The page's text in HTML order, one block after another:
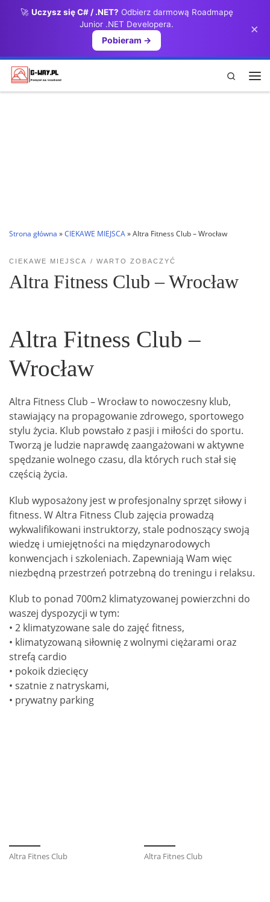
🚀 Uczysz się C# / .NET? Odbierz darmową Roadmapę
Junior .NET Developera.
Pobieram →
×
Przejdź do treści
Search
Strona główna »CIEKAWE MIEJSCA»Altra Fitness Club – Wrocław
CIEKAWE MIEJSCA WARTO ZOBACZYĆ
Altra Fitness Club – Wrocław
Altra Fitness Club –
Wrocław
Altra Fitness Club – Wrocław to nowoczesny klub,
stawiający na propagowanie zdrowego, sportowego
stylu życia. Klub powstało z pasji i miłości do sportu.
Tworzą je ludzie naprawdę zaangażowani w aktywne
spędzanie wolnego czasu, dla których ruch stał się
częścią życia.
Klub wyposażony jest w profesjonalny sprzęt siłowy i
fitness. W Altra Fitness Club zajęcia prowadzą
wykwalifikowani instruktorzy, stale podnoszący swoją
wiedzę i umiejętności na międzynarodowych
konwencjach i szkoleniach. Zapewniają Wam więc
niezbędną przestrzeń potrzebną do treningu i relaksu.
Klub to ponad 700m2 klimatyzowanej powierzchni do
waszej dyspozycji w tym:
• 2 klimatyzowane sale do zajęć fitness,
• klimatyzowaną siłownię z wolnymi ciężarami oraz
strefą cardio
• pokoik dziecięcy
• szatnie z natryskami,
• prywatny parking
Altra Fitnes Club Altra Fitnes Club